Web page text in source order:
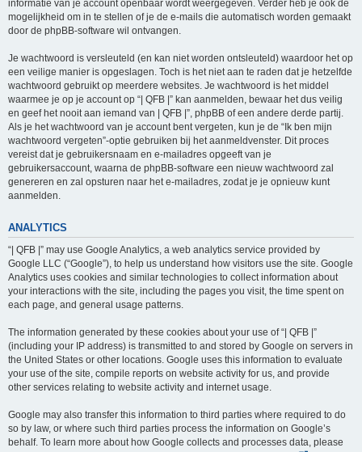
informatie van je account openbaar wordt weergegeven. Verder heb je ook de
mogelijkheid om in te stellen of je de e-mails die automatisch worden gemaakt
door de phpBB-software wil ontvangen.
Je wachtwoord is versleuteld (en kan niet worden ontsleuteld) waardoor het op
een veilige manier is opgeslagen. Toch is het niet aan te raden dat je hetzelfde
wachtwoord gebruikt op meerdere websites. Je wachtwoord is het middel
waarmee je op je account op “| QFB |” kan aanmelden, bewaar het dus veilig
en geef het nooit aan iemand van | QFB |”, phpBB of een andere derde partij.
Als je het wachtwoord van je account bent vergeten, kun je de “Ik ben mijn
wachtwoord vergeten”-optie gebruiken bij het aanmeldvenster. Dit proces
vereist dat je gebruikersnaam en e-mailadres opgeeft van je
gebruikersaccount, waarna de phpBB-software een nieuw wachtwoord zal
genereren en zal opsturen naar het e-mailadres, zodat je je opnieuw kunt
aanmelden.
ANALYTICS
“| QFB |” may use Google Analytics, a web analytics service provided by
Google LLC (“Google”), to help us understand how visitors use the site. Google
Analytics uses cookies and similar technologies to collect information about
your interactions with the site, including the pages you visit, the time spent on
each page, and general usage patterns.
The information generated by these cookies about your use of “| QFB |”
(including your IP address) is transmitted to and stored by Google on servers in
the United States or other locations. Google uses this information to evaluate
your use of the site, compile reports on website activity for us, and provide
other services relating to website activity and internet usage.
Google may also transfer this information to third parties where required to do
so by law, or where such third parties process the information on Google’s
behalf. To learn more about how Google collects and processes data, please